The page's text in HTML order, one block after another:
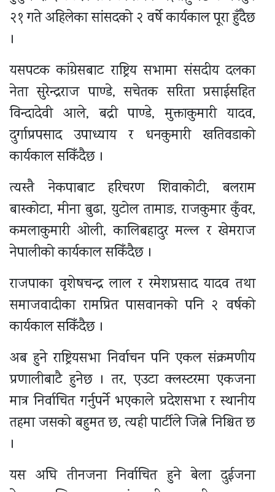
२१ गते अहिलेका सांसदको २ वर्षे कार्यकाल पूरा हुँदैछ
।
यसपटक कांग्रेसबाट राष्ट्रिय सभामा संसदीय दलका
नेता सुरेन्द्रराज पाण्डे, सचेतक सरिता प्रसाईसहित
विन्दादेवी आले, बद्री पाण्डे, मुक्ताकुमारी यादव,
दुर्गाप्रपसाद उपाध्याय र धनकुमारी खतिवडाको
कार्यकाल सकिँदैछ ।
त्यस्तै नेकपाबाट हरिचरण शिवाकोटी, बलराम
बास्कोटा, मीना बुढा, युटोल तामाङ, राजकुमार कुँवर,
कमलाकुमारी ओली, कालिबहादुर मल्ल र खेमराज
नेपालीको कार्यकाल सकिँदैछ ।
राजपाका वृशेषचन्द्र लाल र रमेशप्रसाद यादव तथा
समाजवादीका रामप्रित पासवानको पनि २ वर्षको
कार्यकाल सकिँदैछ ।
अब हुने राष्ट्रियसभा निर्वाचन पनि एकल संक्रमणीय
प्रणालीबाटै हुनेछ । तर, एउटा क्लस्टरमा एकजना
मात्र निर्वाचित गर्नुपर्ने भएकाले प्रदेशसभा र स्थानीय
तहमा जसको बहुमत छ, त्यही पार्टीले जित्ने निश्चित छ
।
यस अघि तीनजना निर्वाचित हुने बेला दुईजना